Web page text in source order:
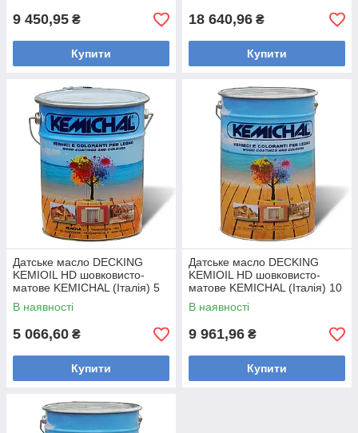
9 450,95 ₴
Купити
18 640,96 ₴
Купити
Датське масло DECKING
KEMIOIL HD шовковисто-
матове KEMICHAL (Італія) 5
В наявності
5 066,60 ₴
Купити
Датське масло DECKING
KEMIOIL HD шовковисто-
матове KEMICHAL (Італія) 10
В наявності
9 961,96 ₴
Купити